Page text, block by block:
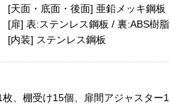
[天面・底面・後面] 亜鉛メッキ鋼板
[扉] 表:ステンレス鋼板 / 裏:ABS樹脂
[内装] ステンレス鋼板
、棚受け15個、扉間アジャスター1